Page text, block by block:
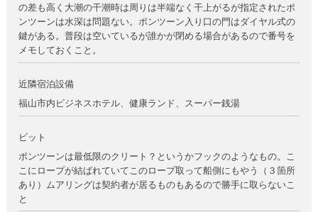
の差も高く大潮の干潮時は周りは半端なく干上がるが指定されたポ
ンツーンは水深は問題ない。ポンツーン入り口の門はダイヤル式の
鍵がある。普段は空いているが誰かが閉める場合があるので番号を
メモしておくこと。
近隣宿泊設備
福山市内ビジネスホテル、健康ランド、スーパー銭湯
ビット
ポンツーンは最低限のクリート？というかフックのようなもの。こ
こにロープが結ばれていてこのロープ取って船側にもやう（３箇所
あり）ムアリングは契約者が居るものもあるので勝手に取らないこ
と